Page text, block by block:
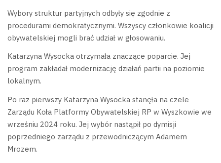
Wybory struktur partyjnych odbyły się zgodnie z
procedurami demokratycznymi. Wszyscy członkowie koalicji
obywatelskiej mogli brać udział w głosowaniu.
Katarzyna Wysocka otrzymała znaczące poparcie. Jej
program zakładał modernizację działań partii na poziomie
lokalnym.
Po raz pierwszy Katarzyna Wysocka stanęła na czele
Zarządu Koła Platformy Obywatelskiej RP w Wyszkowie we
wrześniu 2024 roku. Jej wybór nastąpił po dymisji
poprzedniego zarządu z przewodniczącym Adamem
Mrozem.